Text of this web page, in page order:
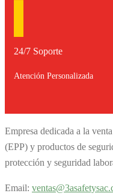
24/7 Soporte
Atención Personalizada
Empresa dedicada a la
(EPP) y productos de
protección y seguridad
Email: v